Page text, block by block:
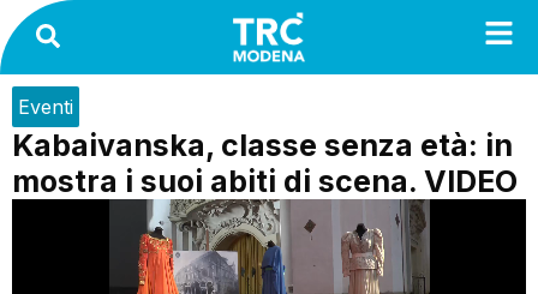
Eventi
Kabaivanska, classe senza età: in
mostra i suoi abiti di scena. VIDEO